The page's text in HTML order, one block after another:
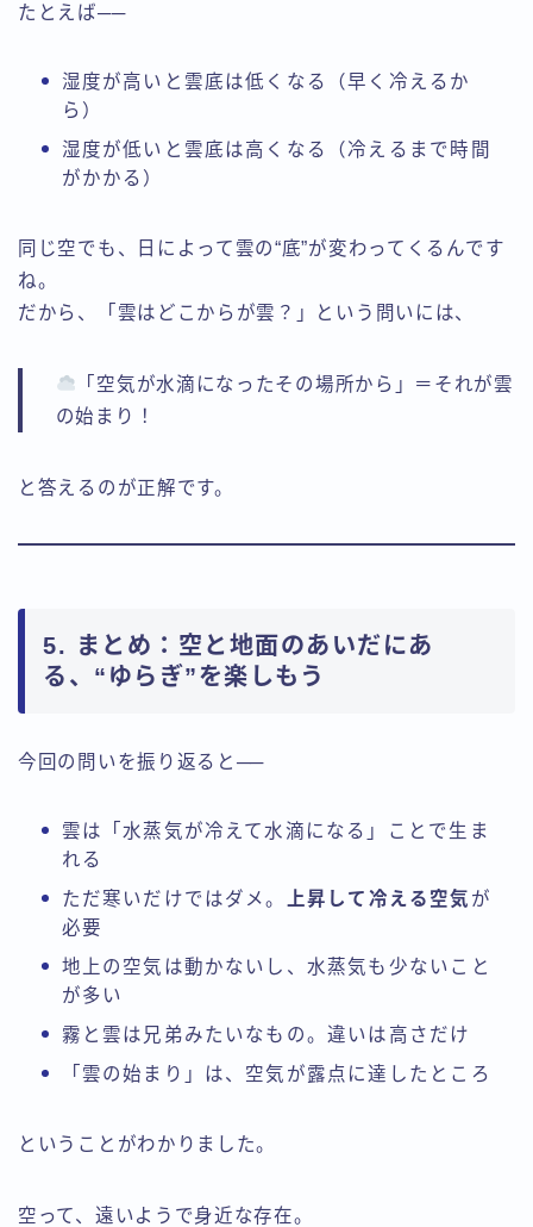
たとえば──
湿度が高いと雲底は低くなる（早く冷えるか
ら）
湿度が低いと雲底は高くなる（冷えるまで時間
がかかる）
同じ空でも、日によって雲の“底”が変わってくるんです
ね。
だから、「雲はどこからが雲？」という問いには、
「空気が水滴になったその場所から」＝それが雲
の始まり！
と答えるのが正解です。
5. まとめ：空と地面のあいだにあ
る、“ゆらぎ”を楽しもう
今回の問いを振り返ると──
雲は「水蒸気が冷えて水滴になる」ことで生ま
れる
ただ寒いだけではダメ。
上昇して冷える空気 が
必要
地上の空気は動かないし、水蒸気も少ないこと
が多い
霧と雲は兄弟みたいなもの。違いは高さだけ
「雲の始まり」は、空気が露点に達したところ
ということがわかりました。
空って、遠いようで身近な存在。